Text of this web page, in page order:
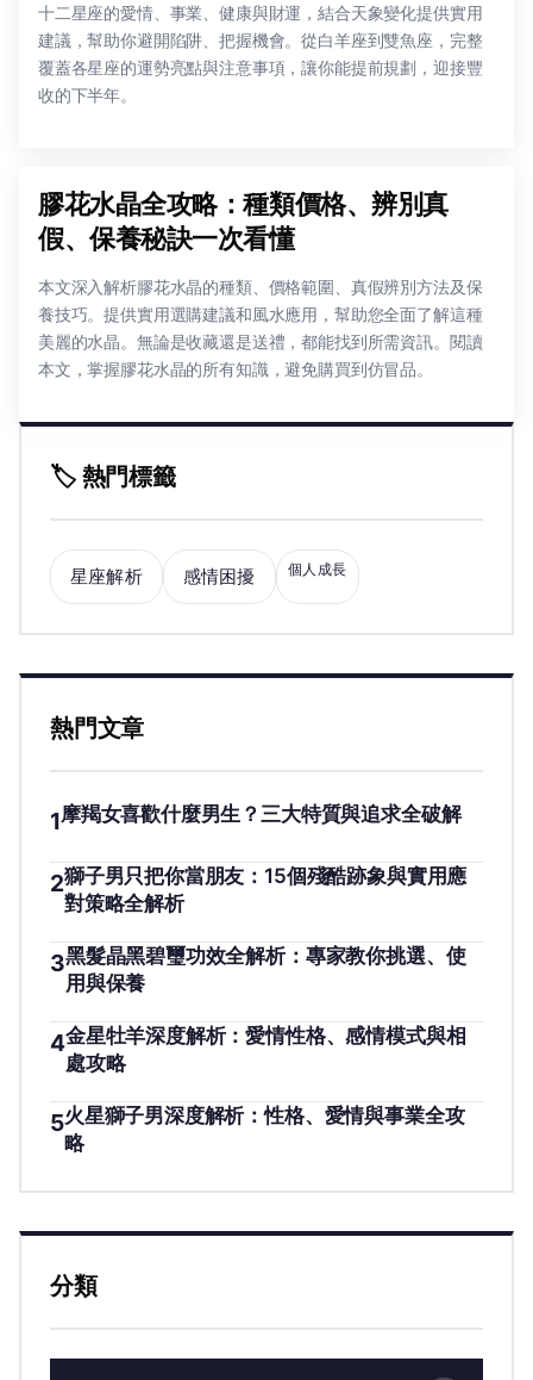
十二星座的愛情、事業、健康與財運，結合天象變化提供實用
建議，幫助你避開陷阱、把握機會。從白羊座到雙魚座，完整
覆蓋各星座的運勢亮點與注意事項，讓你能提前規劃，迎接豐
收的下半年。
膠花水晶全攻略：種類價格、辨別真
假、保養秘訣一次看懂
本文深入解析膠花水晶的種類、價格範圍、真假辨別方法及保
養技巧。提供實用選購建議和風水應用，幫助您全面了解這種
美麗的水晶。無論是收藏還是送禮，都能找到所需資訊。閱讀
本文，掌握膠花水晶的所有知識，避免購買到仿冒品。
🏷️ 熱門標籤
星座解析 感情困擾 個人成長
熱門文章
1摩羯女喜歡什麼男生？三大特質與追求全破解
2獅子男只把你當朋友：15個殘酷跡象與實用應
對策略全解析
3黑髮晶黑碧璽功效全解析：專家教你挑選、使
用與保養
4金星牡羊深度解析：愛情性格、感情模式與相
處攻略
5火星獅子男深度解析：性格、愛情與事業全攻
略
分類